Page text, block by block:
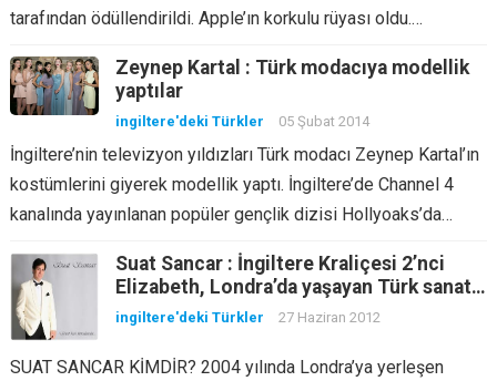
tarafından ödüllendirildi. Apple’ın korkulu rüyası oldu.…
Zeynep Kartal : Türk modacıya modellik
yaptılar
ingiltere'deki Türkler 05 Şubat 2014
İngiltere’nin televizyon yıldızları Türk modacı Zeynep Kartal’ın
kostümlerini giyerek modellik yaptı. İngiltere’de Channel 4
kanalında yayınlanan popüler gençlik dizisi Hollyoaks’da…
Suat Sancar : İngiltere Kraliçesi 2’nci
Elizabeth, Londra’da yaşayan Türk sanat
müziği sanatçısına mektubu yolladı
ingiltere'deki Türkler 27 Haziran 2012
SUAT SANCAR KİMDİR? 2004 yılında Londra’ya yerleşen